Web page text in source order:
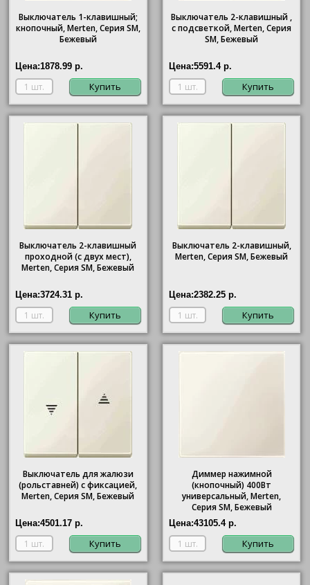
Выключатель 1-клавишный;
кнопочный, Merten, Серия SM,
Бежевый
Цена:1878.99 р.
Купить
Выключатель 2-клавишный ,
с подсветкой, Merten, Серия
SM, Бежевый
Цена:5591.4 р.
Купить
Выключатель 2-клавишный
проходной (с двух мест),
Merten, Серия SM, Бежевый
Цена:3724.31 р.
Купить
Выключатель 2-клавишный,
Merten, Серия SM, Бежевый
Цена:2382.25 р.
Купить
Выключатель для жалюзи
(рольставней) с фиксацией,
Merten, Серия SM, Бежевый
Цена:4501.17 р.
Купить
Диммер нажимной
(кнопочный) 400Вт
универсальный, Merten,
Серия SM, Бежевый
Цена:43105.4 р.
Купить